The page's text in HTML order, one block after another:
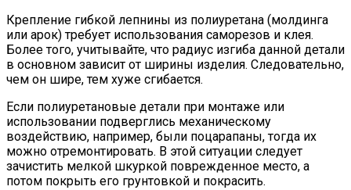
Крепление гибкой лепнины из полиуретана (молдинга
или арок) требует использования саморезов и клея.
Более того, учитывайте, что радиус изгиба данной детали
в основном зависит от ширины изделия. Следовательно,
чем он шире, тем хуже сгибается.
Если полиуретановые детали при монтаже или
использовании подверглись механическому
воздействию, например, были поцарапаны, тогда их
можно отремонтировать. В этой ситуации следует
зачистить мелкой шкуркой поврежденное место, а
потом покрыть его грунтовкой и покрасить.